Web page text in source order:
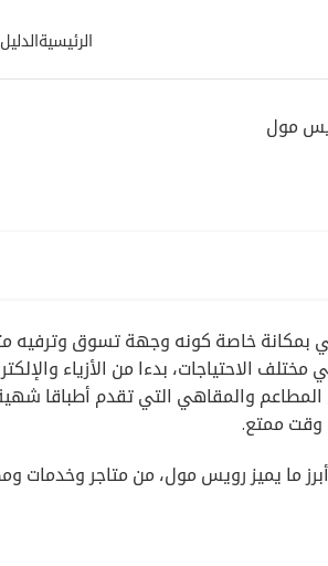
الرئيسيةالدليل
مول
بمكانة خاصة كونه وجهة تسوق وترفيه
مختلف الاحتياجات، بدءا من الأزياء
والمقاهي التي تقدم أطباقا
وقت ممتع.
ما يميز رويس مول، من متاجر وخدمات